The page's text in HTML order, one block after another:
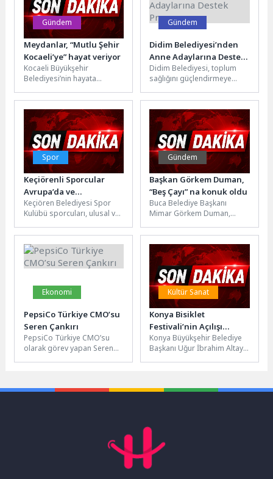
Gündem
Meydanlar, “Mutlu Şehir
Kocaeli’ye” hayat veriyor
Kocaeli Büyükşehir
Belediyesi’nin hayata
bahçeleri ve doğal yaşam
alanları, yalnızca dinlenme
noktaları...
Gündem
Didim Belediyesi’nden
Anne Adaylarına Destek
Programı
Didim Belediyesi, toplum
sağlığını güçlendirmeye
yenisini daha ekliyor. Anne
adaylarının gebelik süreci,...
Spor
Keçiörenli Sporcular
Avrupa’da ve
Kırkpınar’da Zirveye
Çıktı
Keçiören Belediyesi Spor
Kulübü sporcuları, ulusal ve
organizasyonlarda elde
ettikleri başarılarla bir kez
daha...
Gündem
Başkan Görkem Duman,
“Beş Çayı” na konuk oldu
Buca Belediye Başkanı
Mimar Görkem Duman,
Danışma Merkezi’nde
düzenlenen “Beş Çayı”
etkinliğinde...
Ekonomi
PepsiCo Türkiye CMO’su
Seren Çankırı
PepsiCo Türkiye CMO’su
olarak görev yapan Seren
Kültür Sanat
Konya Bisiklet
Festivali’nin Açılışı
Coşkuyla Gerçekleşti
Konya Büyükşehir Belediye
Başkanı Uğur İbrahim Altay,
açılış...